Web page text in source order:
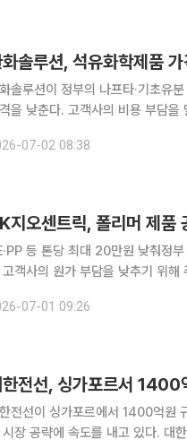
솔루션, 석유화학제품
솔루션이 정부의 나프타·기초유
을 낮춘다. 고객사의 비용 부담을 덜
07-02 08:38
지오센트릭, 폴리머 제품
등 톤당 최대 20만원 낮춰정부 나프타
객사의 원가 부담을 낮추기 위해 주요 폴
원 낮춘다고 1일 밝혔다. 인하된
07-01 09:26
한전선, 싱가포르서
전선이 싱가포르에서 1400억원
공략에 속도를 내고 있다. 대한전선은 싱가포르 전력청(SP PowerAssets Limited)에